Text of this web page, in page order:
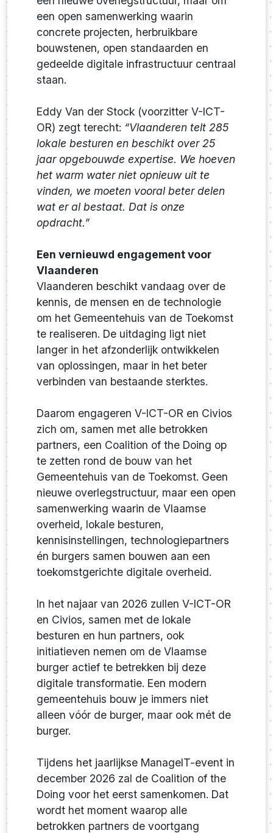
een open samenwerking waarin
concrete projecten, herbruikbare
bouwstenen, open standaarden en
gedeelde digitale infrastructuur centraal
staan.
Eddy Van der Stock (voorzitter V-ICT-
OR) zegt terecht: “Vlaanderen telt 285
lokale besturen en beschikt over 25
jaar opgebouwde expertise. We hoeven
het warm water niet opnieuw uit te
vinden, we moeten vooral beter delen
wat er al bestaat. Dat is onze
opdracht.”
Een vernieuwd engagement voor
Vlaanderen
Vlaanderen beschikt vandaag over de
kennis, de mensen en de technologie
om het Gemeentehuis van de Toekomst
te realiseren. De uitdaging ligt niet
langer in het afzonderlijk ontwikkelen
van oplossingen, maar in het beter
verbinden van bestaande sterktes.
Daarom engageren V-ICT-OR en Civios
zich om, samen met alle betrokken
partners, een Coalition of the Doing op
te zetten rond de bouw van het
Gemeentehuis van de Toekomst. Geen
nieuwe overlegstructuur, maar een open
samenwerking waarin de Vlaamse
overheid, lokale besturen,
kennisinstellingen, technologiepartners
én burgers samen bouwen aan een
toekomstgerichte digitale overheid.
In het najaar van 2026 zullen V-ICT-OR
en Civios, samen met de lokale
besturen en hun partners, ook
initiatieven nemen om de Vlaamse
burger actief te betrekken bij deze
digitale transformatie. Een modern
gemeentehuis bouw je immers niet
alleen vóór de burger, maar ook mét de
burger.
Tijdens het jaarlijkse ManageIT-event in
december 2026 zal de Coalition of the
Doing voor het eerst samenkomen. Dat
wordt het moment waarop alle
betrokken partners de voortgang